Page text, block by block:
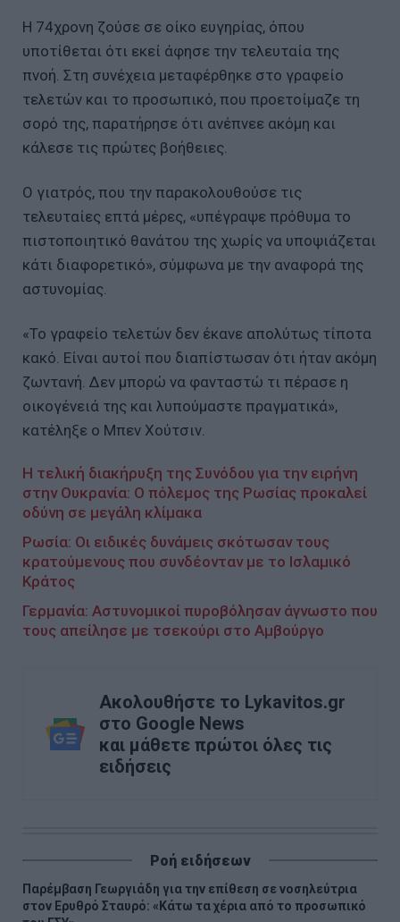
Η 74χρονη ζούσε σε οίκο ευγηρίας, όπου
υποτίθεται ότι εκεί άφησε την τελευταία της
πνοή. Στη συνέχεια μεταφέρθηκε στο γραφείο
τελετών και το προσωπικό, που προετοίμαζε τη
σορό της, παρατήρησε ότι ανέπνεε ακόμη και
κάλεσε τις πρώτες βοήθειες.
Ο γιατρός, που την παρακολουθούσε τις
τελευταίες επτά μέρες, «υπέγραψε πρόθυμα το
πιστοποιητικό θανάτου της χωρίς να υποψιάζεται
κάτι διαφορετικό», σύμφωνα με την αναφορά της
αστυνομίας.
«Το γραφείο τελετών δεν έκανε απολύτως τίποτα
κακό. Είναι αυτοί που διαπίστωσαν ότι ήταν ακόμη
ζωντανή. Δεν μπορώ να φανταστώ τι πέρασε η
οικογένειά της και λυπούμαστε πραγματικά»,
κατέληξε ο Μπεν Χούτσιν.
Η τελική διακήρυξη της Συνόδου για την ειρήνη
στην Ουκρανία: Ο πόλεμος της Ρωσίας προκαλεί
οδύνη σε μεγάλη κλίμακα
Ρωσία: Οι ειδικές δυνάμεις σκότωσαν τους
κρατούμενους που συνδέονταν με το Ισλαμικό
Κράτος
Γερμανία: Αστυνομικοί πυροβόλησαν άγνωστο που
τους απείλησε με τσεκούρι στο Αμβούργο
Ακολουθήστε το Lykavitos.gr
στο Google News
και μάθετε πρώτοι όλες τις
ειδήσεις
Ροή ειδήσεων
Παρέμβαση Γεωργιάδη για την επίθεση σε νοσηλεύτρια
στον Ερυθρό Σταυρό: «Κάτω τα χέρια από το προσωπικό